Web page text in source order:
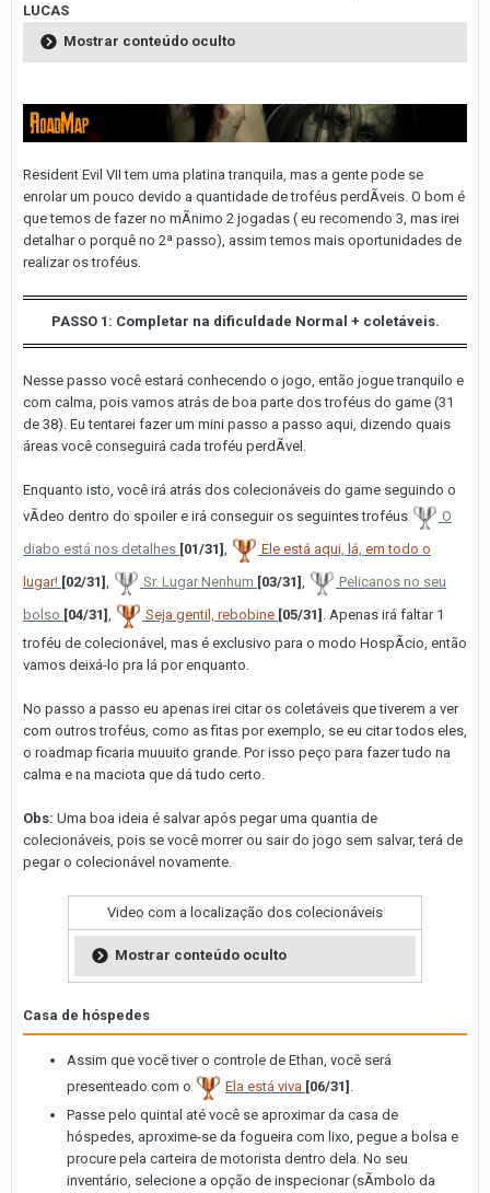
LUCAS
Mostrar conteúdo oculto
Resident Evil VII tem uma platina tranquila, mas a gente pode se
enrolar um pouco devido a quantidade de troféus perdÃ­veis. O bom é
que temos de fazer no mÃ­nimo 2 jogadas ( eu recomendo 3, mas irei
detalhar o porquê no 2ª passo), assim temos mais oportunidades de
realizar os troféus.
PASSO 1: Completar na dificuldade Normal + coletáveis.
Nesse passo você estará conhecendo o jogo, então jogue tranquilo e
com calma, pois vamos atrás de boa parte dos troféus do game (31
de 38). Eu tentarei fazer um mini passo a passo aqui, dizendo quais
áreas você conseguirá cada troféu perdÃ­vel.
Enquanto isto, você irá atrás dos colecionáveis do game seguindo o
vÃ­deo dentro do spoiler e irá conseguir os seguintes troféus
O
diabo está nos detalhes [01/31] ,
Ele está aqui, lá, em todo o
lugar! [02/31] , Sr. Lugar Nenhum [03/31] ,
Pelicanos no seu
bolso [04/31] , Seja gentil, rebobine [05/31] . Apenas irá faltar 1
troféu de colecionável, mas é exclusivo para o modo HospÃ­cio, então
vamos deixá-lo pra lá por enquanto.
No passo a passo eu apenas irei citar os coletáveis que tiverem a ver
com outros troféus, como as fitas por exemplo, se eu citar todos eles,
o roadmap ficaria muuuito grande. Por isso peço para fazer tudo na
calma e na maciota que dá tudo certo.
Obs: Uma boa ideia é salvar após pegar uma quantia de
colecionáveis, pois se você morrer ou sair do jogo sem salvar, terá de
pegar o colecionável novamente.
Video com a localização dos colecionáveis
Mostrar conteúdo oculto
Casa de hóspedes
Assim que você tiver o controle de Ethan, você será
presenteado com o
Ela está viva [06/31] .
Passe pelo quintal até você se aproximar da casa de
hóspedes, aproxime-se da fogueira com lixo, pegue a bolsa e
procure pela carteira de motorista dentro dela. No seu
inventário, selecione a opção de inspecionar (sÃ­mbolo da